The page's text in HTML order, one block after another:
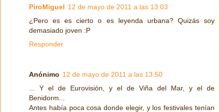
PiroMiguel 12 de mayo de 2011 a las 13:03
¿Pero es es cierto o es leyenda urbana? Quizás soy
demasiado joven :P
Responder
Anónimo 12 de mayo de 2011 a las 13:50
... Y el de Eurovisión, y el de Viña del Mar, y el de
Benidorm...
Antes había poca cosa donde elegir, y los festivales tenían